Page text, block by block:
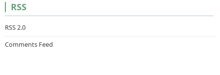
RSS
RSS 2.0
Comments Feed